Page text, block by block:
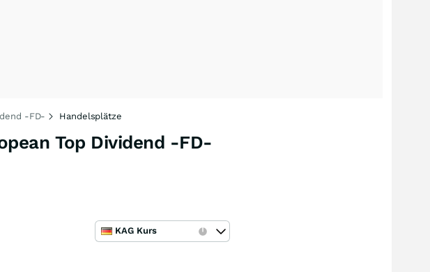
-FD- Handelsplätze
Top Dividend -FD-
KAG Kurs